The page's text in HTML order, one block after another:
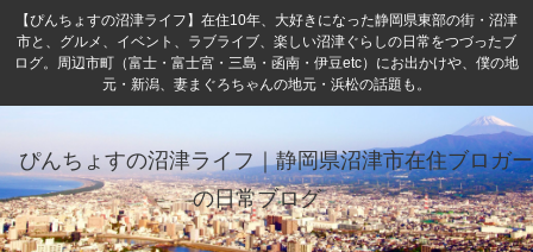
【ぴんちょすの沼津ライフ】在住10年、大好きになった静岡県東部の街・沼津
市と、グルメ、イベント、ラブライブ、楽しい沼津ぐらしの日常をつづったブ
ログ。周辺市町（富士・富士宮・三島・函南・伊豆etc）にお出かけや、僕の地
元・新潟、妻まぐろちゃんの地元・浜松の話題も。
ぴんちょすの沼津ライフ｜静岡県沼津市在住ブロガー
の日常ブログ